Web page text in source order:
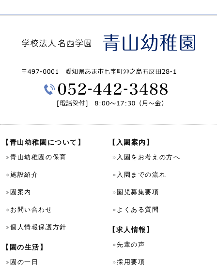
【青山幼稚園について】
青山幼稚園の保育
施設紹介
園案内
お問い合わせ
個人情報保護方針
【園の生活】
園の一日
【入園案内】
入園をお考えの方へ
入園までの流れ
園児募集要項
よくある質問
【求人情報】
先輩の声
採用要項